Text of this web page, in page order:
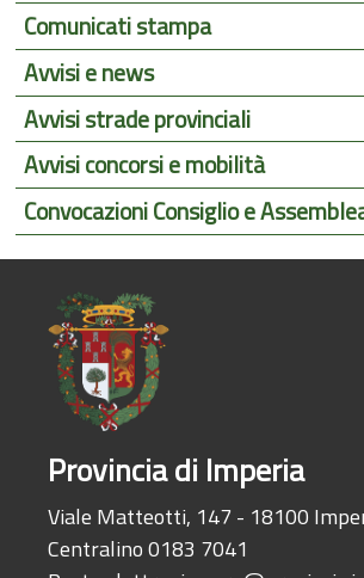
Comunicati stampa
Avvisi e news
Avvisi strade provinciali
Avvisi concorsi e mobilità
Convocazioni Consiglio e
Provincia di Imperia
Viale Matteotti, 147 - 18100
Centralino 0183 7041